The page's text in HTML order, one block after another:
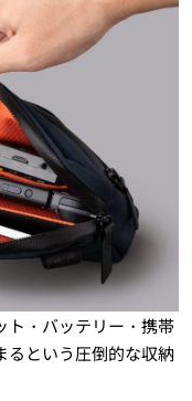
ト・バッテリー・携帯
るという圧倒的な収納